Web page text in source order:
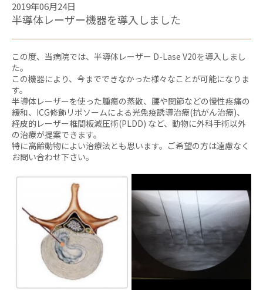
2019年06月24日
半導体レーザー機器を導入しました
この度、当病院では、半導体レーザー D-Lase V20を導入しまし
た。
この機器により、今までできなかった様々なことが可能になりま
す。
半導体レーザーを使った腫瘍の蒸散、腰や関節などの慢性疼痛の
緩和、ICG修飾リポソームによる光免疫誘導治療(抗がん治療)、
経皮的レーザー椎間板減圧術(PLDD) など、動物に外科手術以外
の治療が提案できます。
特に高齢動物によい治療法とも思います。ご希望の方は遠慮なく
お問い合わせ下さい。